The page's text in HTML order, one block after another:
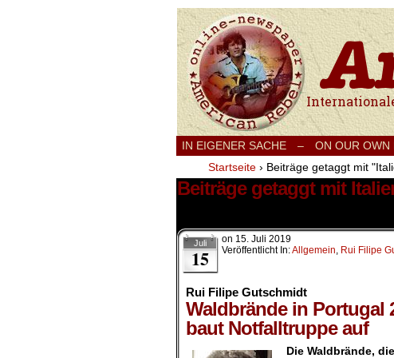
Internationale
IN EIGENER SACHE – ON OUR
Startseite › Beiträge getaggt mit
Beiträge getaggt mit
Juli
15
on 15. Juli 2019
Veröffentlicht In:Allgemein, Rui Filipe
Rui Filipe Gutschmidt
Waldbrände in Portugal
baut Notfalltruppe auf
Die Waldbrände,